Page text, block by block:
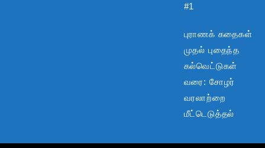
#1
புராணக் கதைகள்
முதல் புதைந்த
கல்வெட்டுகள்
வரை: சோழர்
வரலாற்றை
மீட்டெடுத்தல்